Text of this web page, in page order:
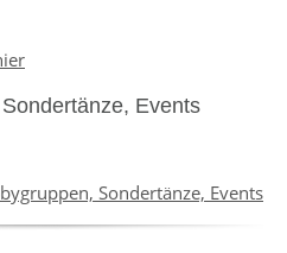
Events
Sondertänze, Events